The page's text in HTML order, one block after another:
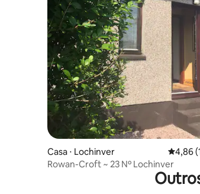
Casa ⋅ Lochinver 4,86 de
4,86
Rowan-Croft ~ 23 Nº Lochinver